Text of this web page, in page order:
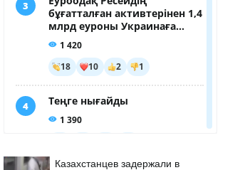
Казахстанцев задержали в